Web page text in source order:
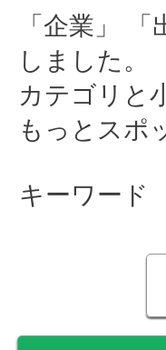
「企業」
しました。
カテゴリと
もっとスポ
キーワード